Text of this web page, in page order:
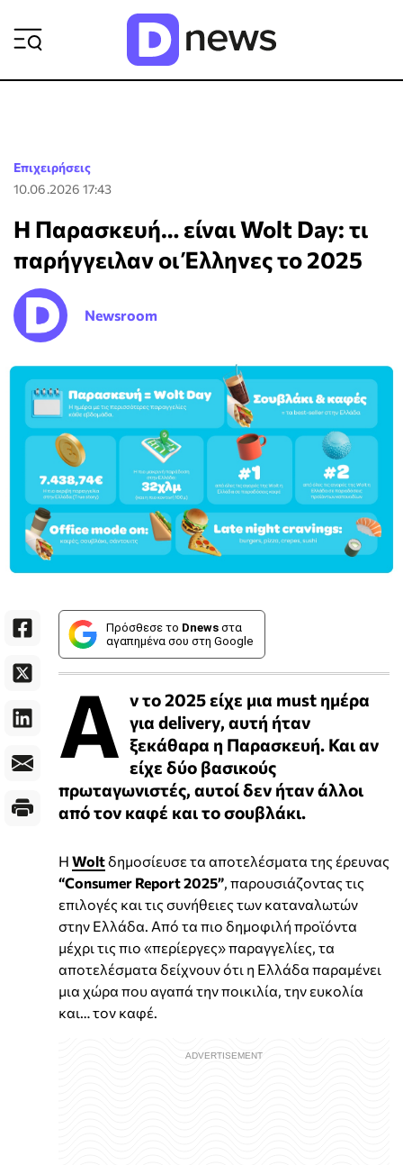
Επιχειρήσεις
10.06.2026 17:43
Η Παρασκευή… είναι Wolt Day: τι
παρήγγειλαν οι Έλληνες το 2025
Newsroom
Πρόσθεσε το Dnews στα
αγαπημένα σου στη Google
Α ν το 2025 είχε μια must ημέρα
για delivery, αυτή ήταν
ξεκάθαρα η Παρασκευή. Και αν
είχε δύο βασικούς
πρωταγωνιστές, αυτοί δεν ήταν άλλοι
από τον καφέ και το σουβλάκι.
H Woltδημοσίευσε τα αποτελέσματα της έρευνας
“Consumer Report 2025”, παρουσιάζοντας τις
επιλογές και τις συνήθειες των καταναλωτών
στην Ελλάδα. Από τα πιο δημοφιλή προϊόντα
μέχρι τις πιο «περίεργες» παραγγελίες, τα
αποτελέσματα δείχνουν ότι η Ελλάδα παραμένει
μια χώρα που αγαπά την ποικιλία, την ευκολία
και… τον καφέ.